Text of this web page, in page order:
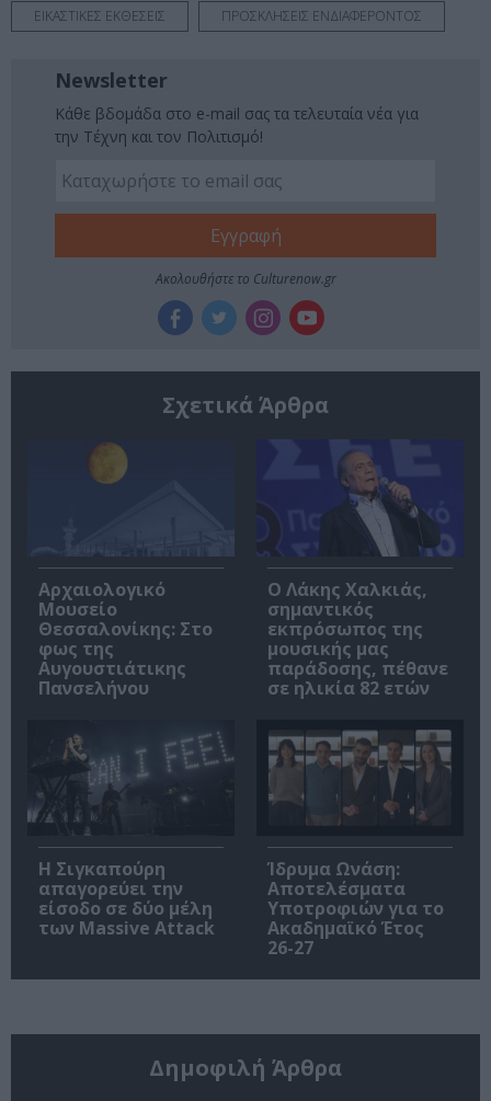
ΕΙΚΑΣΤΙΚΕΣ ΕΚΘΕΣΕΙΣ ΠΡΟΣΚΛΗΣΕΙΣ ΕΝΔΙΑΦΕΡΟΝΤΟΣ
Newsletter
Κάθε βδομάδα στο e-mail σας τα τελευταία νέα για
την Τέχνη και τον Πολιτισμό!
Ακολουθήστε το Culturenow.gr
Σχετικά Άρθρα
Αρχαιολογικό
Μουσείο
Θεσσαλονίκης: Στο
φως της
Αυγουστιάτικης
Πανσελήνου
Ο Λάκης Χαλκιάς,
σημαντικός
εκπρόσωπος της
μουσικής μας
παράδοσης, πέθανε
σε ηλικία 82 ετών
Η Σιγκαπούρη
απαγορεύει την
είσοδο σε δύο μέλη
των Massive Attack
Ίδρυμα Ωνάση:
Αποτελέσματα
Υποτροφιών για το
Ακαδημαϊκό Έτος
26-27
Δημοφιλή Άρθρα